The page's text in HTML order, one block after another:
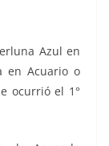
Azul en
en Acuario o
ocurrió el 1°